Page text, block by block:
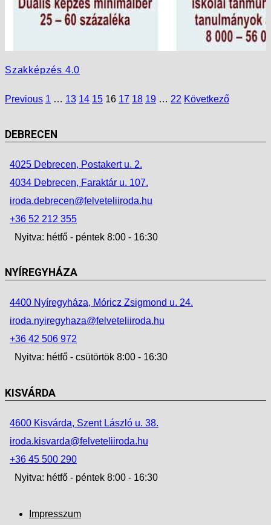
Szakképzés 4.0
Previous 1 … 13 14 15 16 17 18 19 … 22 Következő
DEBRECEN
4025 Debrecen, Postakert u. 2.
4034 Debrecen, Faraktár u. 107.
iroda.debrecen@felveteliiroda.hu
+36 52 212 355
Nyitva: hétfő - péntek 8:00 - 16:30
NYÍREGYHÁZA
4400 Nyíregyháza, Móricz Zsigmond u. 24.
iroda.nyiregyhaza@felveteliiroda.hu
+36 42 506 972
Nyitva: hétfő - csütörtök 8:00 - 16:30
KISVÁRDA
4600 Kisvárda, Szent László u. 38.
iroda.kisvarda@felveteliiroda.hu
+36 45 500 290
Nyitva: hétfő - péntek 8:00 - 16:30
Impresszum